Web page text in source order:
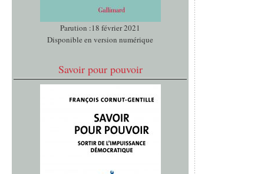
Parution :18 février 2021
Disponible en version numérique
Savoir pour pouvoir